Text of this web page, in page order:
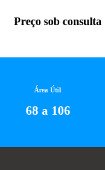
Área Útil
68 a 106
Preço sob consulta